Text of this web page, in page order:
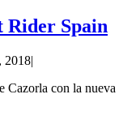
Rider Spain
2018|
Cazorla con la nueva